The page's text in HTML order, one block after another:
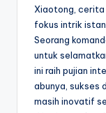
Xiaotong, cerita
fokus intrik
Seorang
untuk
ini raih pujian
abunya, sukses
masih inovatif